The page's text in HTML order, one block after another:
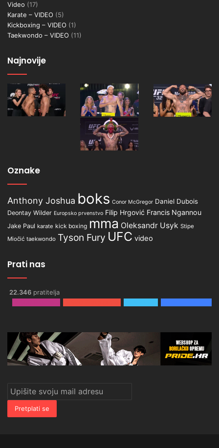
Video (17)
Karate – VIDEO (5)
Kickboxing – VIDEO (1)
Taekwondo – VIDEO (11)
Najnovije
Oznake
Anthony Joshua boks Conor McGregor Daniel Dubois
Deontay Wilder Europsko prvenstvo Filip Hrgović Francis Ngannou
Jake Paul karate kick boxing mma Oleksandr Usyk Stipe
Miočić taekwondo Tyson Fury UFC video
Prati nas
22.346 pratitelja
Upišite
svoju
mail
adresu